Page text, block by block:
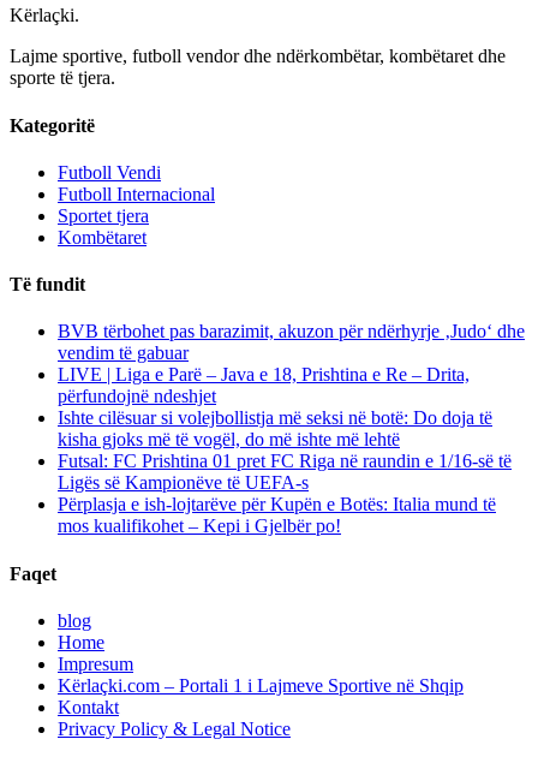
Kërlaçki.
Lajme sportive, futboll vendor dhe ndërkombëtar, kombëtaret dhe
sporte të tjera.
Kategoritë
Futboll Vendi
Futboll Internacional
Sportet tjera
Kombëtaret
Të fundit
BVB tërbohet pas barazimit, akuzon për ndërhyrje ‚Judo‘ dhe
vendim të gabuar
LIVE | Liga e Parë – Java e 18, Prishtina e Re – Drita,
përfundojnë ndeshjet
Ishte cilësuar si volejbollistja më seksi në botë: Do doja të
kisha gjoks më të vogël, do më ishte më lehtë
Futsal: FC Prishtina 01 pret FC Riga në raundin e 1/16-së të
Ligës së Kampionëve të UEFA-s
Përplasja e ish-lojtarëve për Kupën e Botës: Italia mund të
mos kualifikohet – Kepi i Gjelbër po!
Faqet
blog
Home
Impresum
Kërlaçki.com – Portali 1 i Lajmeve Sportive në Shqip
Kontakt
Privacy Policy & Legal Notice